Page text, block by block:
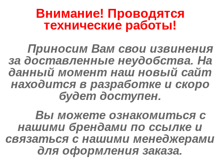
Внимание! Проводятся
технические работы!
Приносим Вам свои извинения
за доставленные неудобства. На
данный момент наш новый сайт
находится в разработке и скоро
будет доступен.
Вы можете ознакомиться с
нашими брендами по ссылке и
связаться с нашими менеджерами
для оформления заказа.